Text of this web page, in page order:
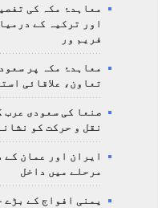
معاہدۂ مکہ کی
اور ترکیہ کے
فریم ور
معاہدۂ مکہ پر
تعاون، علاقائی
صنعا کی سعودی عرب
نقل و حرکت کو
ایران اور عمان
مرحلے میں داخل
یمنی افواج کے